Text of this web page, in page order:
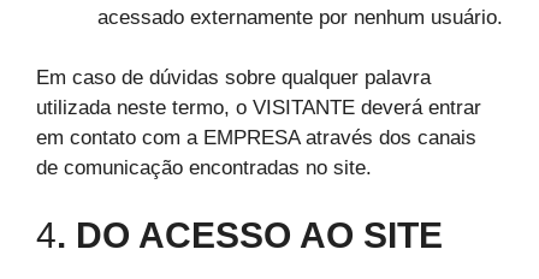
acessado externamente por nenhum usuário.
Em caso de dúvidas sobre qualquer palavra
utilizada neste termo, o VISITANTE deverá entrar
em contato com a EMPRESA através dos canais
de comunicação encontradas no site.
4. DO ACESSO AO SITE